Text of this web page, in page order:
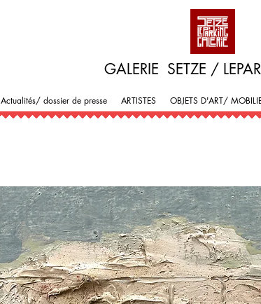
Actualités/ dossier de presse ARTISTES OBJETS D'ART/
GALERIE SETZE /